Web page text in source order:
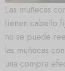
Las muñecas
tienen cabello
no se puede
las muñecas
una compra